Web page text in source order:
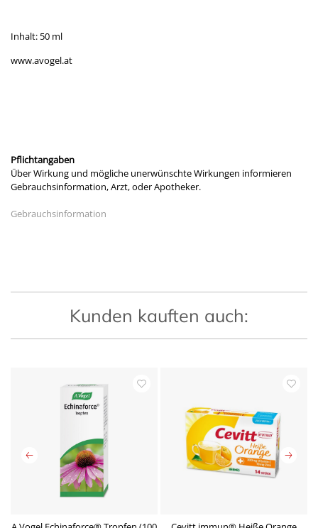
Inhalt: 50 ml
www.avogel.at
Pflichtangaben
Über Wirkung und mögliche unerwünschte Wirkungen informieren
Gebrauchsinformation, Arzt, oder Apotheker.
Gebrauchsinformation
Kunden kauften auch: